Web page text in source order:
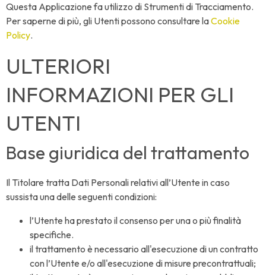
Questa Applicazione fa utilizzo di Strumenti di Tracciamento.
Per saperne di più, gli Utenti possono consultare laCookie
Policy.
ULTERIORI
INFORMAZIONI PER GLI
UTENTI
Base giuridica del trattamento
Il Titolare tratta Dati Personali relativi all’Utente in caso
sussista una delle seguenti condizioni:
l’Utente ha prestato il consenso per una o più finalità
specifiche.
il trattamento è necessario all'esecuzione di un contratto
con l’Utente e/o all'esecuzione di misure precontrattuali;